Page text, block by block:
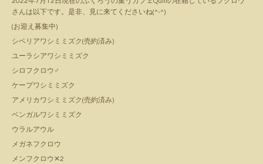
さんは以下です。是非、見に来てくださいね(^-^)
(お迎え募集中)
シベリアワシミミズク(売約済み)
ユーラシアワシミミズク
シロフクロウ♂
ケープワシミミズク
アメリカワシミミズク(売約済み)
ベンガルワシミミズク
ウラルアウル
メガネフクロウ
メンフクロウ✕2